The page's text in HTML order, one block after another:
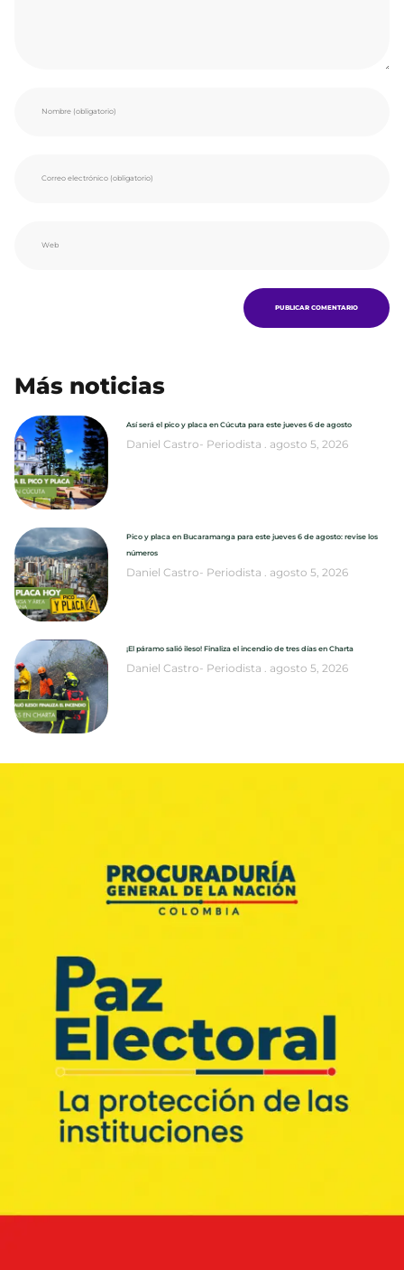
Más noticias
Así será el pico y placa en Cúcuta para este jueves 6 de agosto
Daniel Castro- Periodista agosto 5, 2026
Pico y placa en Bucaramanga para este jueves 6 de agosto: revise los
números
Daniel Castro- Periodista agosto 5, 2026
¡El páramo salió ileso! Finaliza el incendio de tres días en Charta
Daniel Castro- Periodista agosto 5, 2026